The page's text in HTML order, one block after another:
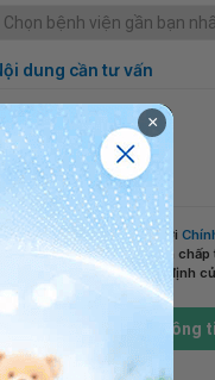
dung cần tư vấn
Tôi đã đọc và đồng ý với
cá nhân của Vinmec và chấp
DLCN của tôi theo quy định
Gửi thông
×